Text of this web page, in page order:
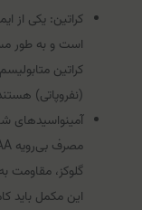
کراتین: یکی از
است و به طور
کراتین
(نفروپاتی)
گلوکز، مقاومت
این مکمل باید